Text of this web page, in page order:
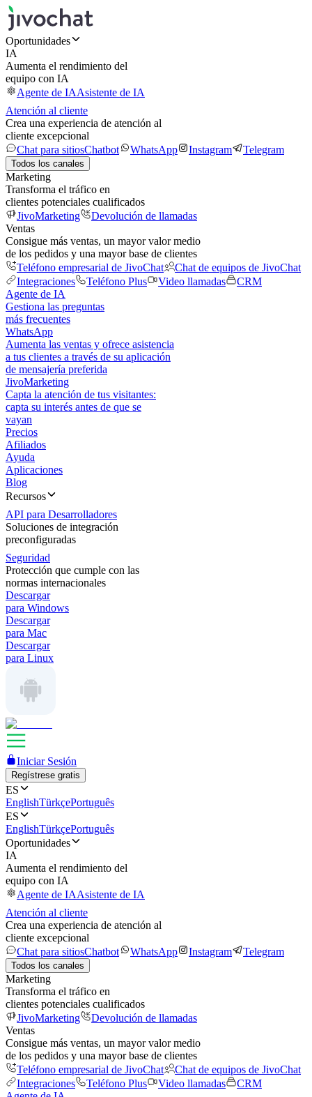
Oportunidades
IA
Aumenta el rendimiento del
equipo con IA
Agente de IAAsistente de IA
Atención al cliente
Crea una experiencia de atención al
cliente excepcional
Chat para sitiosChatbot WhatsApp Instagram Telegram
Todos los canales
Marketing
Transforma el tráfico en
clientes potenciales cualificados
JivoMarketing
Devolución de llamadas
Ventas
Consigue más ventas, un mayor valor medio
de los pedidos y una mayor base de clientes
Teléfono empresarial de JivoChat
Chat de equipos de JivoChat
Integraciones
Teléfono Plus Video llamadas
CRM
Agente de IA
Gestiona las preguntas
más frecuentes
WhatsApp
Aumenta las ventas y ofrece asistencia
a tus clientes a través de su aplicación
de mensajería preferida
JivoMarketing
Capta la atención de tus visitantes:
capta su interés antes de que se
vayan
Precios
Afiliados
Ayuda
Aplicaciones
Blog
Recursos
API para Desarrolladores
Soluciones de integración
preconfiguradas
Seguridad
Protección que cumple con las
normas internacionales
Descargar
para Windows
Descargar
para Mac
Descargar
para Linux
Iniciar Sesión
Regístrese gratis
ES
EnglishTürkçePortuguês
ES
EnglishTürkçePortuguês
Oportunidades
IA
Aumenta el rendimiento del
equipo con IA
Agente de IAAsistente de IA
Atención al cliente
Crea una experiencia de atención al
cliente excepcional
Chat para sitiosChatbot WhatsApp Instagram Telegram
Todos los canales
Marketing
Transforma el tráfico en
clientes potenciales cualificados
JivoMarketing
Devolución de llamadas
Ventas
Consigue más ventas, un mayor valor medio
de los pedidos y una mayor base de clientes
Teléfono empresarial de JivoChat
Chat de equipos de JivoChat
Integraciones
Teléfono Plus Video llamadas
CRM